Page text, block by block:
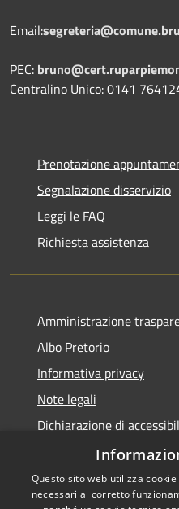
Email:
PEC:
Centralino Unico: 0141
Prenotazione
Segnalazione disservizio
Leggi le FAQ
Richiesta assistenza
Amministrazione
Albo Pretorio
Informativa privacy
Note legali
Dichiarazione di
Questo sito web utilizza
necessari al corretto